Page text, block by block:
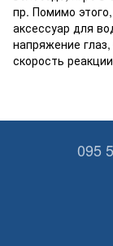
пр. Помимо
аксессуар для
напряжение
скорость
095